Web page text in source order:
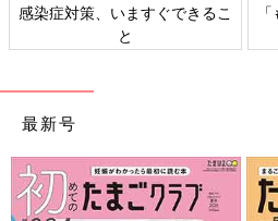
るこ
「もしものときの」赤ちゃん・
最新号